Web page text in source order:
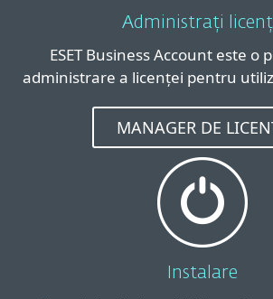
Administrați
ESET Business Account este o
administrare a licenței pentru
MANAGER DE
Instalare